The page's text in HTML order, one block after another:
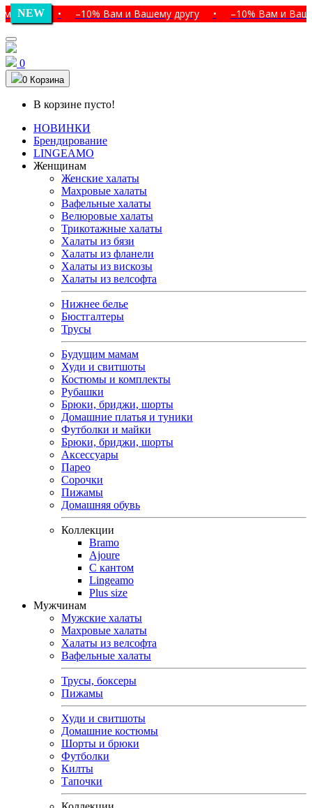
• –10% Вам и Вашему другу • –10% Вам и Вашему
0
0 Корзина
В корзине пусто!
НОВИНКИ
Брендирование
LINGEAMO
Женщинам
Женские халаты
Махровые халаты
Вафельные халаты
Велюровые халаты
Трикотажные халаты
Халаты из бязи
Халаты из фланели
Халаты из вискозы
Халаты из велсофта
Нижнее белье
Бюстгалтеры
Трусы
Будущим мамам
Худи и свитшоты
Костюмы и комплекты
Рубашки
Брюки, бриджи, шорты
Домашние платья и туники
Футболки и майки
Брюки, бриджи, шорты
Аксессуары
Парео
Сорочки
Пижамы
Домашняя обувь
Коллекции
Bramo
Ajoure
С кантом
Lingeamo
Plus size
Мужчинам
Мужские халаты
Махровые халаты
Халаты из велсофта
Вафельные халаты
Трусы, боксеры
Пижамы
Худи и свитшоты
Домашние костюмы
Шорты и брюки
Футболки
Килты
Тапочки
NEW